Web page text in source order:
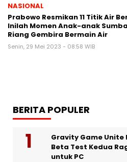
NASIONAL
Prabowo Resmikan 11 Titik Air
Inilah Momen Anak-anak
Riang Gembira Bermain Air
Senin, 29 Mei 2023 - 08:58 WIB
BERITA POPULER
Gravity Game Unite
Beta Test Kedua
untuk PC